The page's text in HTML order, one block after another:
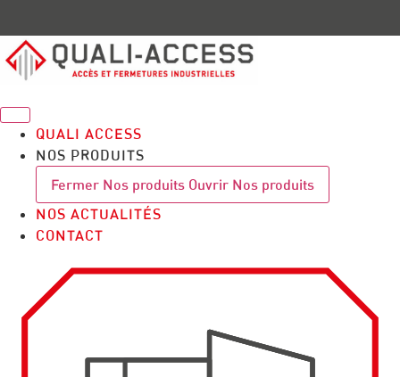
au
contenu
QUALI ACCESS
NOS PRODUITS
Fermer Nos produits Ouvrir Nos produits
NOS ACTUALITÉS
CONTACT